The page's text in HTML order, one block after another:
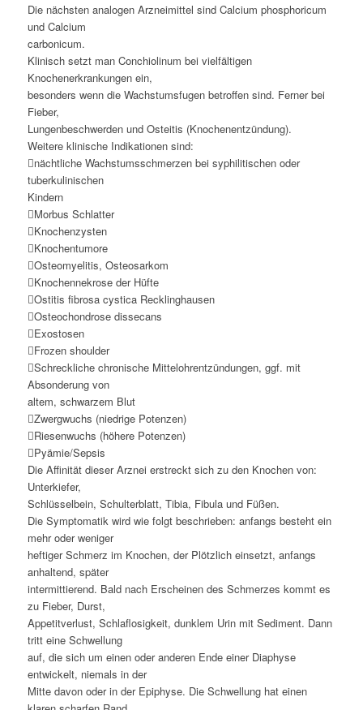
Die nächsten analogen Arzneimittel sind Calcium phosphoricum
und Calcium
carbonicum.
Klinisch setzt man Conchiolinum bei vielfältigen
Knochenerkrankungen ein,
besonders wenn die Wachstumsfugen betroffen sind. Ferner bei
Fieber,
Lungenbeschwerden und Osteitis (Knochenentzündung).
Weitere klinische Indikationen sind:
nächtliche Wachstumsschmerzen bei syphilitischen oder
tuberkulinischen
Kindern
Morbus Schlatter
Knochenzysten
Knochentumore
Osteomyelitis, Osteosarkom
Knochennekrose der Hüfte
Ostitis fibrosa cystica Recklinghausen
Osteochondrose dissecans
Exostosen
Frozen shoulder
Schreckliche chronische Mittelohrentzündungen, ggf. mit
Absonderung von
altem, schwarzem Blut
Zwergwuchs (niedrige Potenzen)
Riesenwuchs (höhere Potenzen)
Pyämie/Sepsis
Die Affinität dieser Arznei erstreckt sich zu den Knochen von:
Unterkiefer,
Schlüsselbein, Schulterblatt, Tibia, Fibula und Füßen.
Die Symptomatik wird wie folgt beschrieben: anfangs besteht ein
mehr oder weniger
heftiger Schmerz im Knochen, der Plötzlich einsetzt, anfangs
anhaltend, später
intermittierend. Bald nach Erscheinen des Schmerzes kommt es
zu Fieber, Durst,
Appetitverlust, Schlaflosigkeit, dunklem Urin mit Sediment. Dann
tritt eine Schwellung
auf, die sich um einen oder anderen Ende einer Diaphyse
entwickelt, niemals in der
Mitte davon oder in der Epiphyse. Die Schwellung hat einen